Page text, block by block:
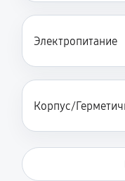
Электропитание
Корпус/